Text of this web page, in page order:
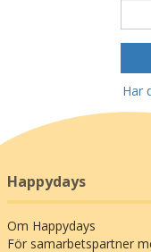
Har
Happydays
Om Happydays
För samarbetspartner